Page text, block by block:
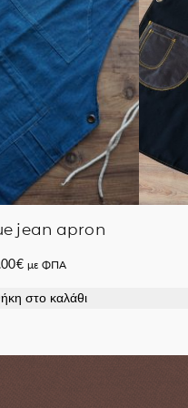
jean apron
€ με ΦΠΑ
στο καλάθι